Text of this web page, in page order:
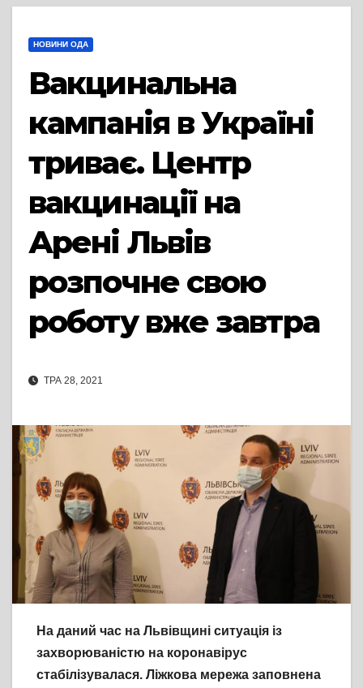
НОВИНИ ОДА
Вакцинальна
кампанія в Україні
триває. Центр
вакцинації на
Арені Львів
розпочне свою
роботу вже завтра
ТРА 28, 2021
На даний час на Львівщині ситуація із
захворюваністю на коронавірус
стабілізувалася. Ліжкова мережа заповнена